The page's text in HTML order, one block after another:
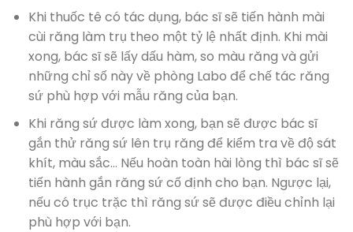
Khi thuốc tê có tác dụng, bác sĩ sẽ tiến hành mài
cùi răng làm trụ theo một tỷ lệ nhất định. Khi mài
xong, bác sĩ sẽ lấy dấu hàm, so màu răng và gửi
những chỉ số này về phòng Labo để chế tác răng
sứ phù hợp với mẫu răng của bạn.
Khi răng sứ được làm xong, bạn sẽ được bác sĩ
gắn thử răng sứ lên trụ răng để kiểm tra về độ sát
khít, màu sắc… Nếu hoàn toàn hài lòng thì bác sĩ sẽ
tiến hành gắn răng sứ cố định cho bạn. Ngược lại,
nếu có trục trặc thì răng sứ sẽ được điều chỉnh lại
phù hợp với bạn.